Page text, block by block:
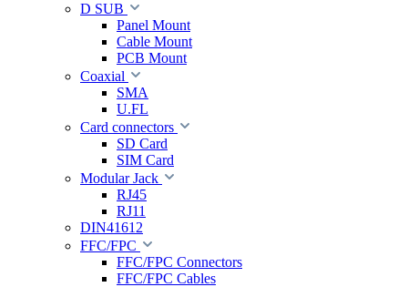
D SUB
Panel Mount
Cable Mount
PCB Mount
Coaxial
SMA
U.FL
Card connectors
SD Card
SIM Card
Modular Jack
RJ45
RJ11
DIN41612
FFC/FPC
FFC/FPC Connectors
FFC/FPC Cables